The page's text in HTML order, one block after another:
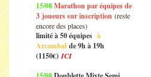
15/08Marathon par équipes de
3 joueurs sur inscription (reste
encore des places)
limité à 50 équipes à
Arcambal de 9h à 19h
(1150€)ICI